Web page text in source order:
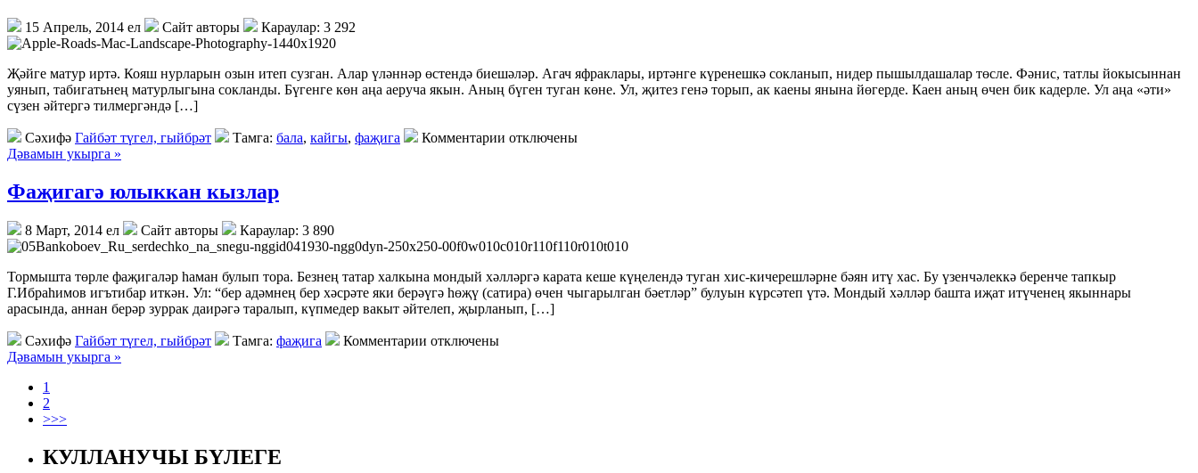
15 Апрель, 2014 ел Сайт авторы Караулар: 3 292
Җәйге матур иртә. Кояш нурларын озын итеп сузган. Алар үләннәр өстендә биешәләр. Агач яфраклары, иртәнге күренешкә сокланып, нидер пышылдашалар төсле. Фәнис, татлы йокысыннан
уянып, табигатьнең матурлыгына сокланды. Бүгенге көн аңа аеруча якын. Аның бүген туган көне. Ул, җитез генә торып, ак каены янына йөгерде. Каен аның өчен бик кадерле. Ул аңа «әти»
сүзен әйтергә тилмергәндә […]
Сәхифә Гайбәт түгел, гыйбрәт Тамга: бала, кайгы, фаҗига
Комментарии отключены
Дәвамын укырга »
Фаҗигагә юлыккан кызлар
8 Март, 2014 ел Сайт авторы Караулар: 3 890
Тормышта төрле фаҗигаләр һаман булып тора. Безнең татар халкына мондый хәлләргә карата кеше күңелендә туган хис-кичерешләрне бәян итү хас. Бу үзенчәлеккә беренче тапкыр
Г.Ибраһимов игътибар иткән. Ул: “бер адәмнең бер хәсрәте яки берәүгә һөҗү (сатира) өчен чыгарылган бәетләр” булуын күрсәтеп үтә. Мондый хәлләр башта иҗат итүченең якыннары
арасында, аннан берәр зуррак даирәгә таралып, күпмедер вакыт әйтелеп, җырланып, […]
Сәхифә Гайбәт түгел, гыйбрәт Тамга: фаҗига
Комментарии отключены
Дәвамын укырга »
1
2
>>>
КУЛЛАНУЧЫ БҮЛЕГЕ